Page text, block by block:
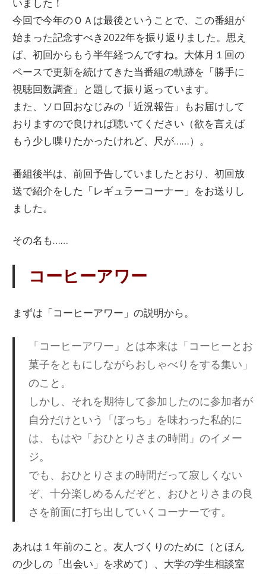
いました！
今回で今年のＯＡは最後ということで、この番組が
始まった記念すべき2022年を振り返りました。思え
ば、初回からもう半年経つんですね。大体月１回の
ペースで更新を続けてきた当番組の軌跡を「勝手に
視聴回数調査」と題して振り返っています。
また、ソロ回おなじみの「近況報告」もお届けして
おりますので良ければ聴いてください（欲を言えば
もう少し喋りたかったけれど、尺が……）。
番組後半は、前回予告していましたとおり、初回放
送で紹介をした「レギュラーコーナー」をお送りし
ました。
その名も……
コーヒーアワー
まずは「コーヒーアワー」の説明から。
「コーヒーアワー」とは本来は「コーヒーとお
菓子をともにしながらおしゃべりをする集い」
のこと。
しかし、それを期待して参加したのに参加者が
自分だけという「ぼっち」を味わった私的に
は、もはや「おひとりさまの時間」のイメー
ジ。
でも、おひとりさまの時間だって寂しくない
ぞ、十分楽しめるんだぞと、おひとりさまの良
さを前面に打ち出していくコーナーです。
あれは１年前のこと。友人づくりのために（とほん
の少しの「出会い」を求めて）、大学の学生相談室